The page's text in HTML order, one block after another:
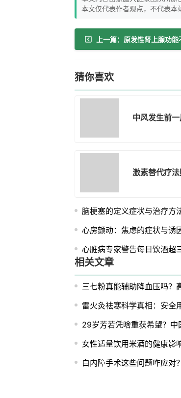
本文仅代表作者观点，不代表本
猜你喜欢
中风发生前一
激素替代疗法
脑梗塞的定义症状与治疗方
心房颤动：焦虑的症状与诱
心脏病专家警告每日饮酒超
相关文章
三七粉真能辅助降血压吗？
雷火灸祛寒科学真相：安全
29岁芳若凭啥重获希望？中
女性适量饮用米酒的健康影
白内障手术这些问题咋应对